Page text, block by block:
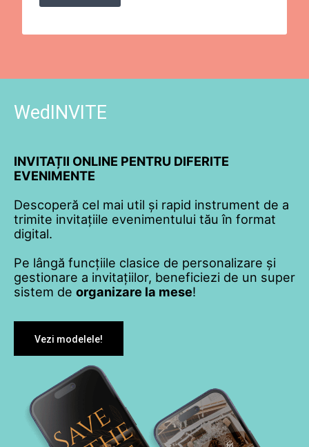
WedINVITE
INVITAȚII ONLINE PENTRU DIFERITE
EVENIMENTE
Descoperă cel mai util și rapid instrument de a
trimite invitațiile evenimentului tău în format
digital.
Pe lângă funcțiile clasice de personalizare și
gestionare a invitațiilor, beneficiezi de un super
sistem de organizare la mese!
Vezi modelele!